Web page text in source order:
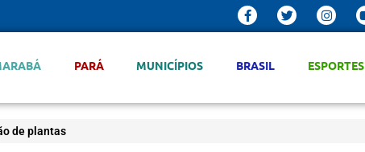
PARÁ MUNICÍPIOS BRASIL ESPORTES
de plantas